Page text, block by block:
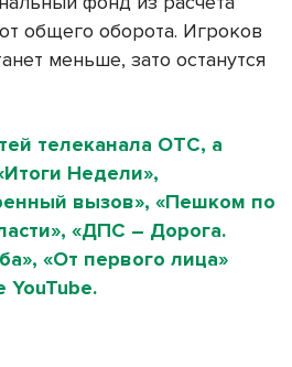
общего оборота. Игроков
меньше, зато останутся
телеканала ОТС, а
Недели»,
вызов», «Пешком по
«ДПС – Дорога.
«От первого лица»